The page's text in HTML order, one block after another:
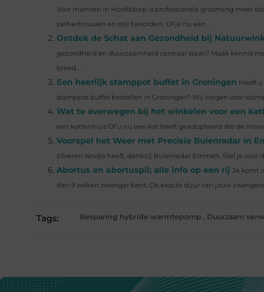
Voor mannen in Hoofddorp is professionele grooming meer
zelfvertrouwen en stijl bevordert. Of je nu een...
Ontdek de Schat aan Gezondheid bij
gezondheid en duurzaamheid centraal staan? Maak kennis
breed...
Een heerlijk stamppot buffet in Groningen Heeft
stamppot buffet bestellen in Groningen? Wij zorgen voor
Wat te overwegen bij het winkelen voor een
een kattenhuis Of u nu een kat heeft geadopteerd die de
Voorspel het Weer met Precisie Buienradar in
zilveren randje heeft, dankzij Buienradar Emmen. Stel je voor
Abortus en abortuspil; alle info op een rij Je komt
dan 9 weken zwanger bent. De exacte duur van jouw
Tags: Besparing hybride warmtepomp , Duurzaam